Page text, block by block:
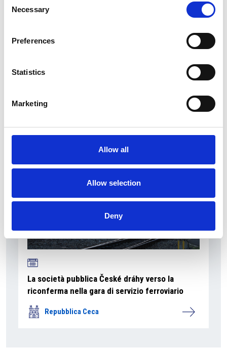
Selection
Necessary
Preferences
Statistics
Marketing
Allow all
Allow selection
Deny
La Škoda avvia la produzione del suo SUV Peaq
La società pubblica České dráhy verso la
riconferma nella gara di servizio ferroviario
Repubblica Ceca